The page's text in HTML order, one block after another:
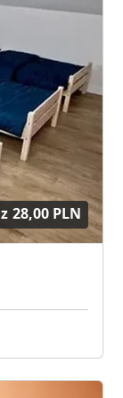
z 28,00 PLN